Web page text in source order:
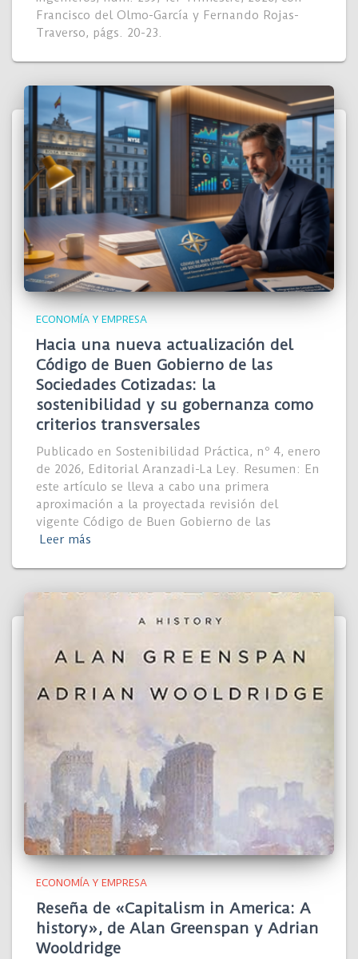
Francisco del Olmo-García y Fernando Rojas-
Traverso, págs. 20-23.
ECONOMÍA Y EMPRESA
Hacia una nueva actualización del
Código de Buen Gobierno de las
Sociedades Cotizadas: la
sostenibilidad y su gobernanza como
criterios transversales
Publicado en Sostenibilidad Práctica, nº 4, enero
de 2026, Editorial Aranzadi-La Ley. Resumen: En
este artículo se lleva a cabo una primera
aproximación a la proyectada revisión del
vigente Código de Buen Gobierno de las
Leer más
ECONOMÍA Y EMPRESA
Reseña de «Capitalism in America: A
history», de Alan Greenspan y Adrian
Wooldridge